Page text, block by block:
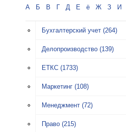
А Б В Г Д Е ё Ж З И
Бухгалтерский учет (264)
Делопроизводство (139)
ЕТКС (1733)
Маркетинг (108)
Менеджмент (72)
Право (215)